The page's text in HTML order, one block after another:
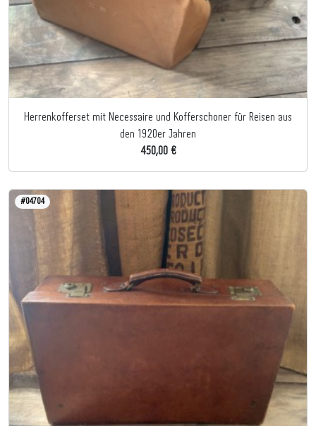
Herrenkofferset mit Necessaire und Kofferschoner für Reisen aus
den 1920er Jahren
450,00 €
#04704